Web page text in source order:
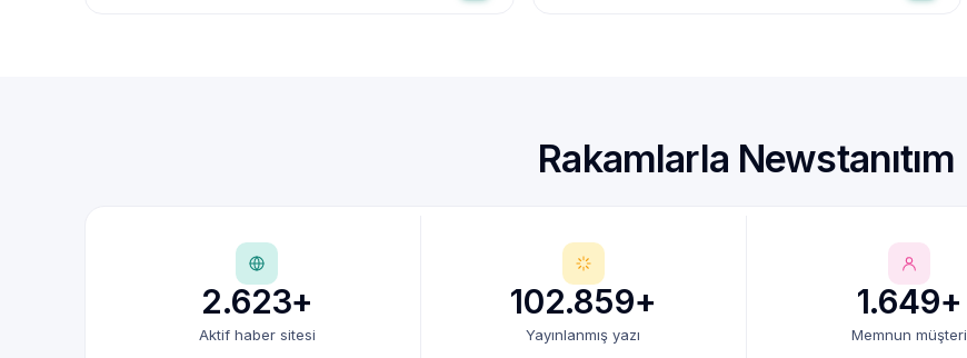
Rakamlarla Newstanıtım
2.623+
Aktif haber sitesi
102.859+
Yayınlanmış yazı
1.649+
Memnun müşteri